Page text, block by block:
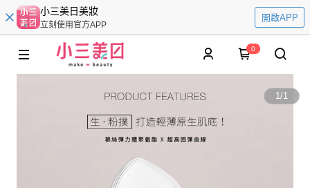
小三美日美妝
立刻使用官方APP
開啟APP
0
1/1